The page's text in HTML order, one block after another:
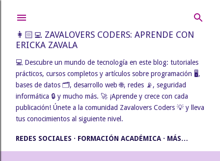
👩🏻‍💻 ZAVALOVERS CODERS: APRENDE CON
ERICKA ZAVALA
💻 Descubre un mundo de tecnología en este blog: tutoriales
prácticos, cursos completos y artículos sobre programación 🖥️,
bases de datos 🗂️, desarrollo web 🌐, redes 📡, seguridad
informática 🔒 y mucho más. 🚀 ¡Aprende y crece con cada
publicación! Únete a la comunidad Zavalovers Coders 💡 y lleva
tus conocimientos al siguiente nivel.
REDES SOCIALES FORMACIÓN ACADÉMICA MÁS…